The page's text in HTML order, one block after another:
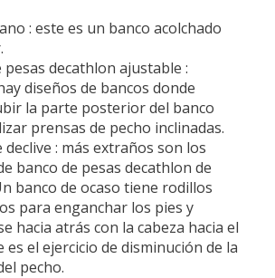
: este es un banco acolchado
pesas decathlon ajustable :
diseños de bancos donde
la parte posterior del banco
prensas de pecho inclinadas.
declive : más extraños son los
banco de pesas decathlon de
banco de ocaso tiene rodillos
para enganchar los pies y
hacia atrás con la cabeza hacia el
es el ejercicio de disminución de la
pecho.